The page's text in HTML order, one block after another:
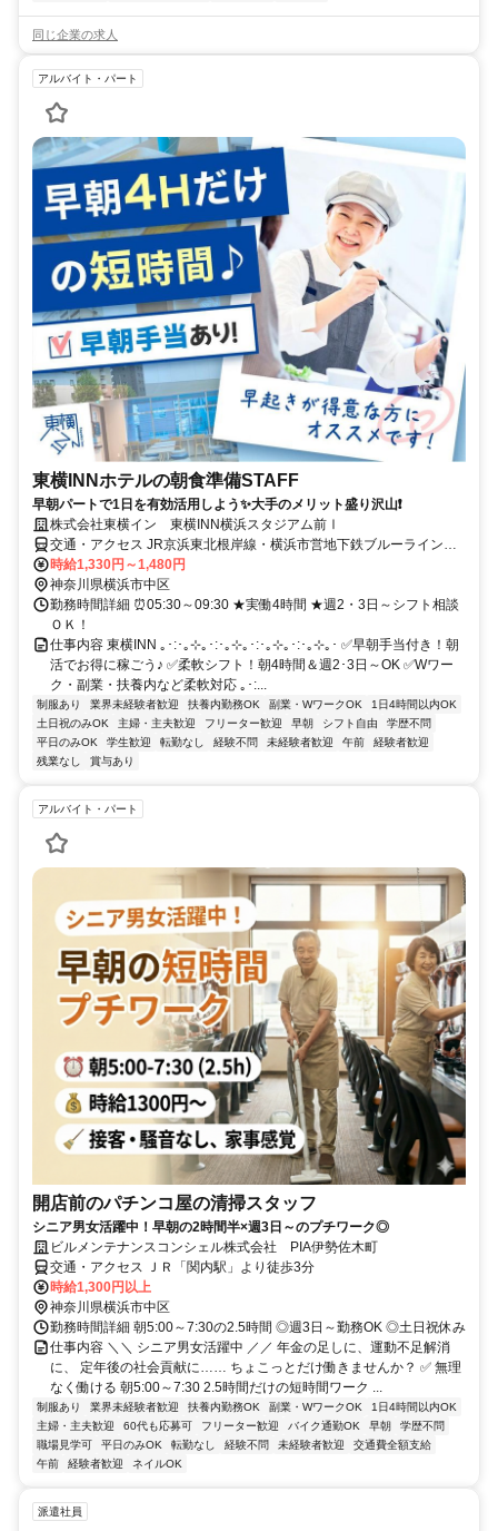
同じ企業の求人
アルバイト・パート
東横INNホテルの朝食準備STAFF
早朝パートで1日を有効活用しよう✨大手のメリット盛り沢山❗
株式会社東横イン 東横INN横浜スタジアム前Ⅰ
交通・アクセス JR京浜東北根岸線・横浜市営地下鉄ブルーライン
「関内駅」より徒歩5分、横浜みなとみらい線「日本大通り駅」より
徒歩5分 ⏩交通費支給
時給1,330円～1,480円
神奈川県横浜市中区
勤務時間詳細 ⏰05:30～09:30 ★実働4時間 ★週2・3日～シフト相談
ＯＫ！
仕事内容 東横INN ｡･:･｡⊹｡･:･｡⊹｡･:･｡⊹｡･:･｡⊹｡･ ✅早朝手当付き！朝
活でお得に稼ごう♪ ✅柔軟シフト！朝4時間＆週2･3日～OK ✅Wワー
ク・副業・扶養内など柔軟対応 ｡･:...
制服あり 業界未経験者歓迎 扶養内勤務OK 副業・WワークOK
1日4時間以内OK
土日祝のみOK
主婦・主夫歓迎 フリーター歓迎 早朝 シフト自由
学歴不問
平日のみOK
学生歓迎 転勤なし 経験不問 未経験者歓迎 午前
経験者歓迎
残業なし
賞与あり
アルバイト・パート
開店前のパチンコ屋の清掃スタッフ
シニア男女活躍中！早朝の2時間半×週3日～のプチワーク◎
ビルメンテナンスコンシェル株式会社 PIA伊勢佐木町
交通・アクセス ＪＲ「関内駅」より徒歩3分
時給1,300円以上
神奈川県横浜市中区
勤務時間詳細 朝5:00～7:30の2.5時間 ◎週3日～勤務OK ◎土日祝休み
仕事内容 ＼＼ シニア男女活躍中 ／／ 年金の足しに、運動不足解消
に、 定年後の社会貢献に…… ちょこっとだけ働きませんか？ ✅ 無理
なく働ける 朝5:00～7:30 2.5時間だけの短時間ワーク ...
制服あり 業界未経験者歓迎 扶養内勤務OK 副業・WワークOK
1日4時間以内OK
主婦・主夫歓迎
60代も応募可 フリーター歓迎 バイク通勤OK 早朝
学歴不問
職場見学可
平日のみOK 転勤なし 経験不問 未経験者歓迎
交通費全額支給
午前
経験者歓迎 ネイルOK
派遣社員